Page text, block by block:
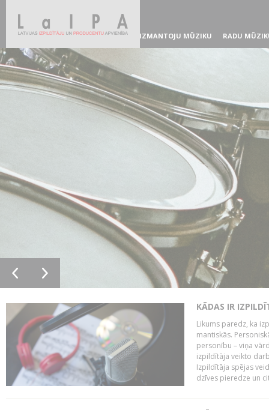
IZMANTOJU MŪZIKU RADU
KĀDAS IR
Likums paredz, ka
mantiskās.
personību – viņa
izpildītāja veikto
Izpildītāja spējas
dzīves pieredze un